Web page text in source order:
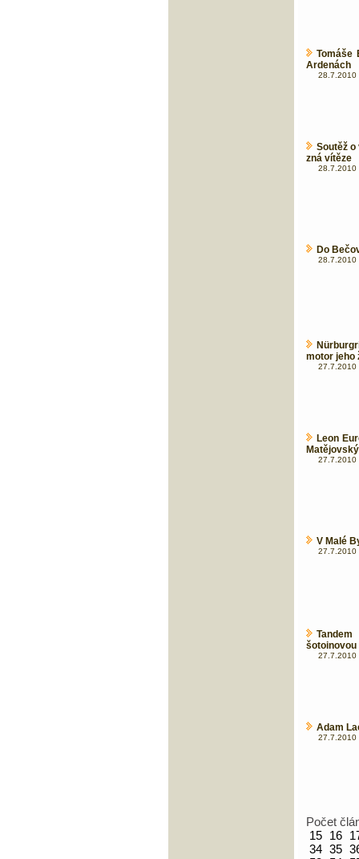
Tomáše
Ardenách
28.7.2010
Soutěž
zná vítěze
28.7.2010
Do
28.7.2010
motor jeho
27.7.2010
Leon
27.7.2010
V Malé
27.7.2010
šotoinovou
27.7.2010
Adam
27.7.2010
Počet
15 16
34 35